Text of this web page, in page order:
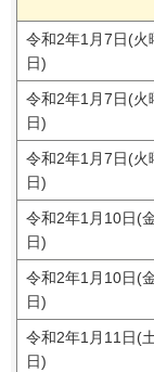
令和2年1月7日(火
日)
令和2年1月7日(火
日)
令和2年1月7日(火
日)
令和2年1月10日(
日)
令和2年1月10日(
日)
令和2年1月11日(
日)